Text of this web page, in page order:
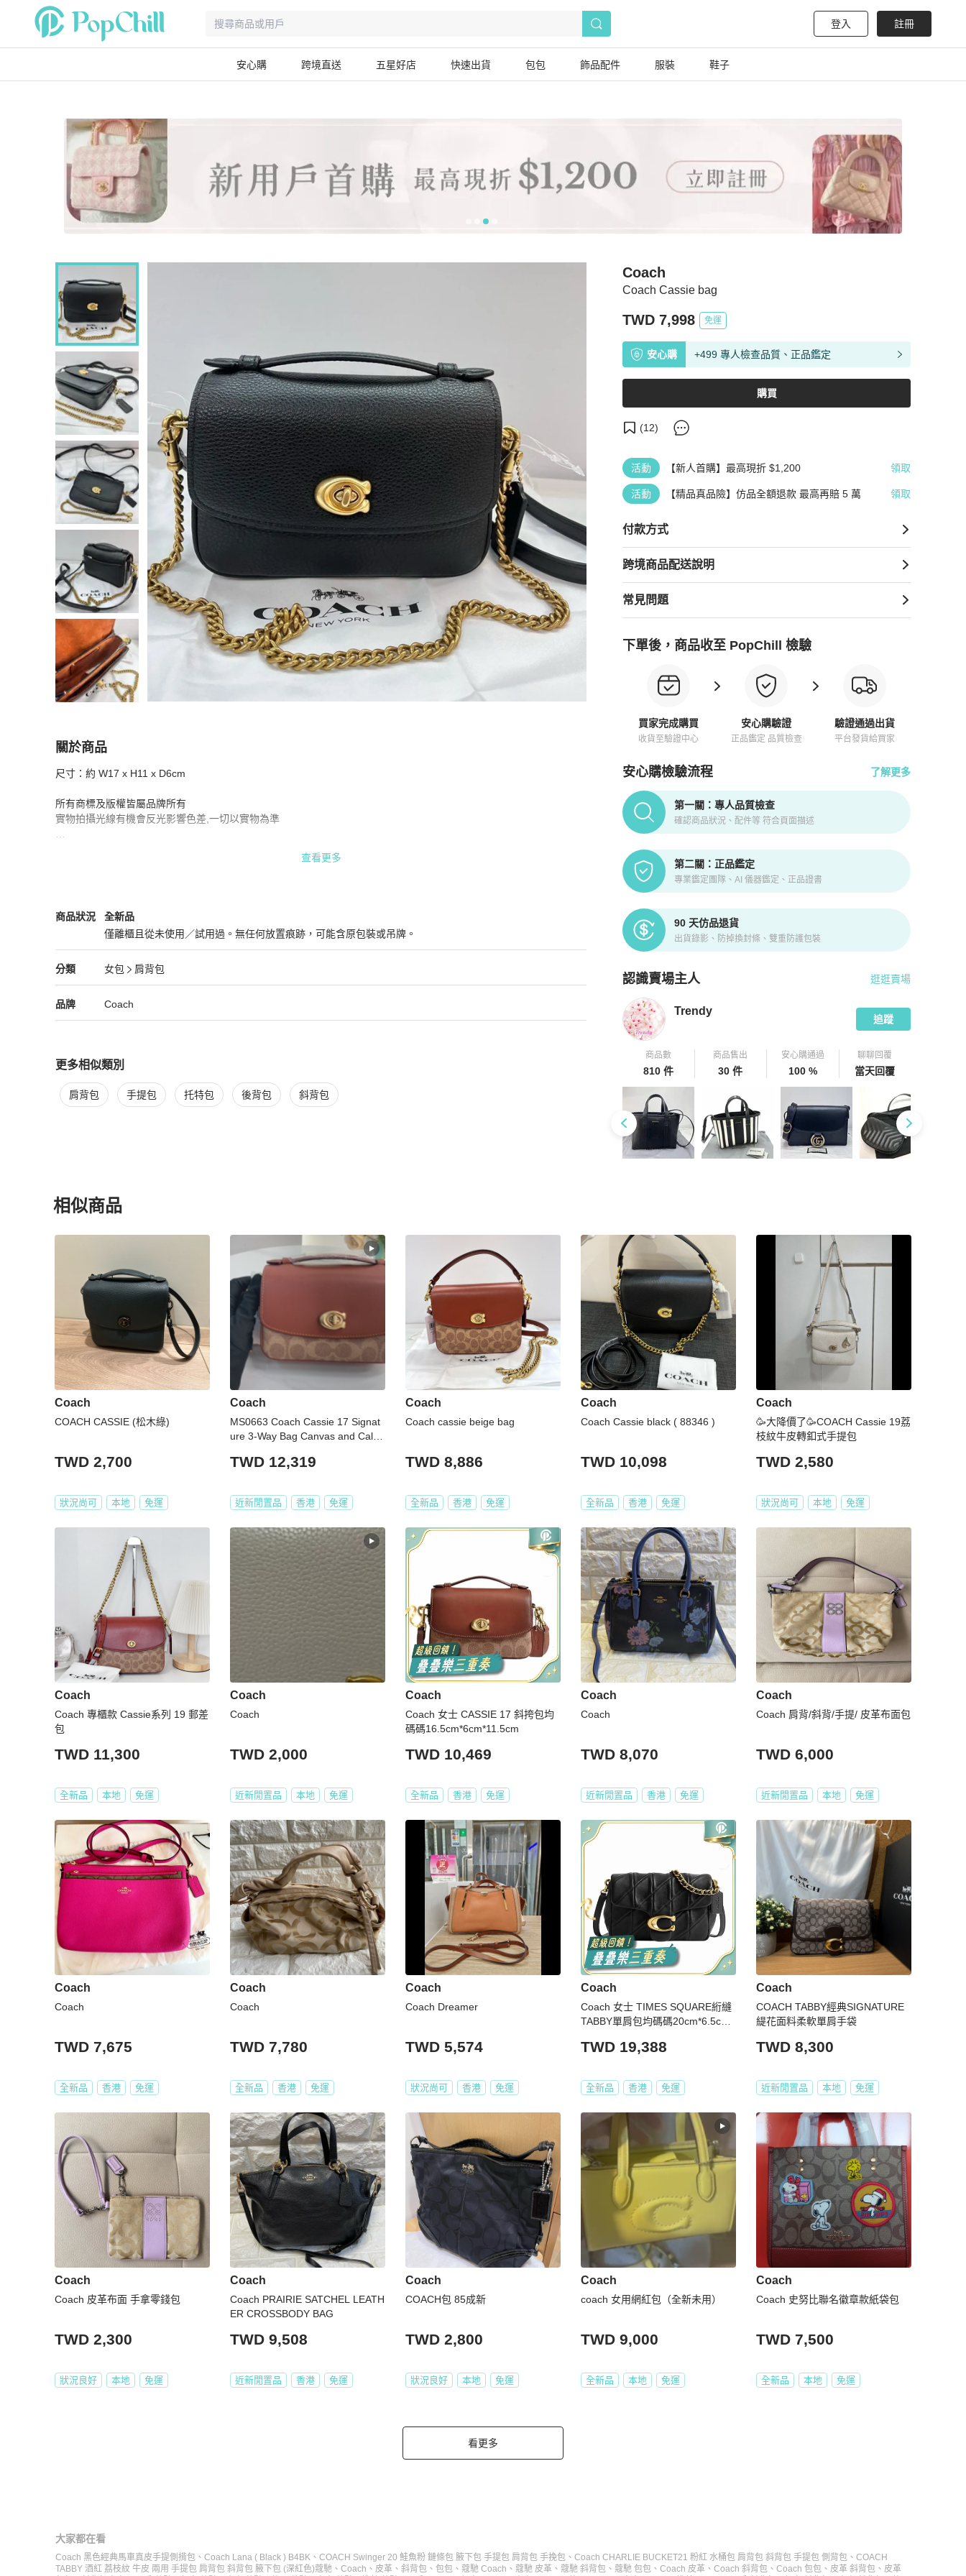
登入 註冊
安心購 跨境直送 五星好店 快速出貨 包包 飾品配件 服裝 鞋子
Coach Cassie bag
Coach
TWD 7,998 免運
安心購 +499 專人檢查品質、正品鑑定
購買
(12)
活動 【新人首購】最高現折 $1,200 領取
活動 【精品真品險】仿品全額退款 最高再賠 5 萬 領取
付款方式
跨境商品配送說明
常見問題
下單後，商品收至 PopChill 檢驗
買家完成購買
收貨至驗證中心
安心購驗證
正品鑑定 品質檢查
驗證通過出貨
平台發貨給買家
安心購檢驗流程 了解更多
PopChill拍拍圈正品驗證、安心購檢驗流程介紹
第一關：專人品質檢查
確認商品狀況、配件等 符合頁面描述
第二關：正品鑑定
專業鑑定團隊、AI 儀器鑑定、正品證書
90 天仿品退貨
出貨錄影、防掉換封條、雙重防護包裝
認識賣場主人
PopChill 拍拍圈嚴選賣家
逛逛賣場
Trendy
追蹤
商品數
810 件
商品售出
30 件
安心購通過
100 %
聊聊回覆
當天回覆
關於商品
關於 Coach Cassie bag商品詳情與購買須知
尺寸：約 W17 x H11 x D6cm
所有商標及版權皆屬品牌所有
實物拍攝光線有機會反光影響色差,一切以實物為準
品牌服務 :
日本歐洲代購 / 名牌買賣 / 珠寶首飾
#Coach #日本歐洲代購
查看更多
商品狀況
Coach女包 商品狀態與細節
全新品
僅離櫃且從未使用／試用過。無任何放置痕跡，可能含原包裝或吊牌。
全新品
分類
Coach 分類資訊
女包
肩背包
女包/肩背包推薦
品牌
Coach 女包品牌介紹
Coach
Coach 推薦清單
更多相似類別
更多Coach 女包相似商品推薦
肩背包 手提包 托特包 後背包 斜背包
相似商品
更多相似Coach女包推薦精品
Coach
COACH CASSIE (松木綠)
TWD 2,700
狀況尚可 本地 免運
Coach
MS0663 Coach Cassie 17 Signat
ure 3-Way Bag Canvas and Calfs
TWD 12,319
近新閒置品 香港 免運
Coach
Coach cassie beige bag
TWD 8,886
全新品 香港 免運
Coach
Coach Cassie black ( 88346 )
TWD 10,098
全新品 香港 免運
Coach
🥳大降價了🥳COACH Cassie 19荔
枝紋牛皮轉釦式手提包
TWD 2,580
狀況尚可 本地 免運
Coach
Coach 專櫃款 Cassie系列 19 郵差
包
TWD 11,300
全新品 本地 免運
Coach
Coach
TWD 2,000
近新閒置品 本地 免運
Coach
Coach 女士 CASSIE 17 斜挎包均
碼碼16.5cm*6cm*11.5cm
TWD 10,469
全新品 香港 免運
Coach
Coach
TWD 8,070
近新閒置品 香港 免運
Coach
Coach 肩背/斜背/手提/ 皮革布面包
TWD 6,000
近新閒置品 本地 免運
Coach
Coach
TWD 7,675
全新品 香港 免運
Coach
Coach
TWD 7,780
全新品 香港 免運
Coach
Coach Dreamer
TWD 5,574
狀況尚可 香港 免運
Coach
Coach 女士 TIMES SQUARE絎縫
TABBY單肩包均碼碼20cm*6.5cm*
TWD 19,388
全新品 香港 免運
Coach
COACH TABBY經典SIGNATURE
緹花面料柔軟單肩手袋
TWD 8,300
近新閒置品 本地 免運
Coach
Coach 皮革布面 手拿零錢包
TWD 2,300
狀況良好 本地 免運
Coach
Coach PRAIRIE SATCHEL LEATH
ER CROSSBODY BAG
TWD 9,508
近新閒置品 香港 免運
Coach
COACH包 85成新
TWD 2,800
狀況良好 本地 免運
Coach
coach 女用網紅包（全新未用）
TWD 9,000
全新品 本地 免運
Coach
Coach 史努比聯名徽章款紙袋包
TWD 7,500
全新品 本地 免運
看更多
大家都在看
Coach 黑色經典馬車真皮手提側揹包 、 Coach Lana ( Black ) B4BK 、 COACH Swinger 20 鮭魚粉 鏈條包 腋下包 手提包 肩背包 手挽包 、 Coach CHARLIE BUCKET21 粉紅 水桶包 肩背包 斜背包 手提包 側背包 、 COACH
TABBY 酒紅 荔枝紋 牛皮 兩用 手提包 肩背包 斜背包 腋下包 (深紅色)蔻馳 、 Coach 、 皮革 、 斜背包 、 包包 、 蔻馳 Coach 、 蔻馳 皮革 、 蔻馳 斜背包 、 蔻馳 包包 、 Coach 皮革 、 Coach 斜背包 、 Coach 包包 、 皮革 斜背包 、 皮革